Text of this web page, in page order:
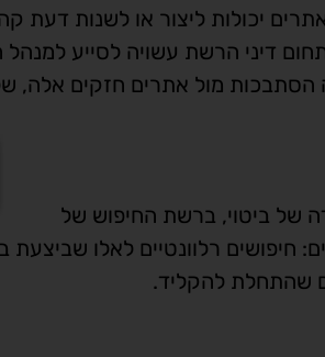
יכולות ליצור או לשנות דעת
דיני הרשת עשויה לסייע למנהל
מול אתרים חזקים אלה,
של ביטוי, ברשת החיפוש של
רלוונטיים לאלו שביצעת
שהתחלת להקליד.